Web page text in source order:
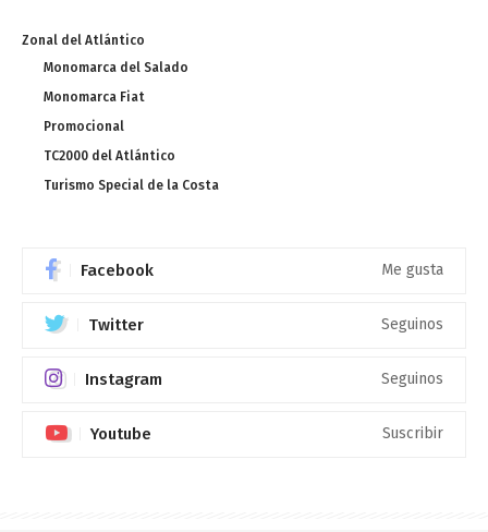
Zonal del Atlántico
Monomarca del Salado
Monomarca Fiat
Promocional
TC2000 del Atlántico
Turismo Special de la Costa
Facebook Me gusta
Twitter Seguinos
Instagram Seguinos
Youtube Suscribir